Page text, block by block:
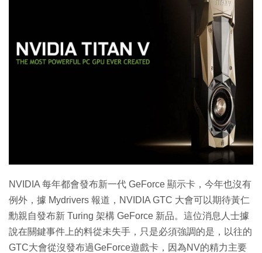
生成式AI與雲端應用
NVIDIA 每年都會發布新一代 GeForce 顯示卡，今年也沒有
例外，據 Mydrivers 報道，NVIDIA GTC 大會可以期待黃仁
勳親自發布新 Turing 架構 GeForce 新品。這位消息人士據
說在關鍵事件上的料從未失手，只是必須強調的是，以往的
GTC大會從沒發布過GeForce遊戲卡，因為NV的精力主要